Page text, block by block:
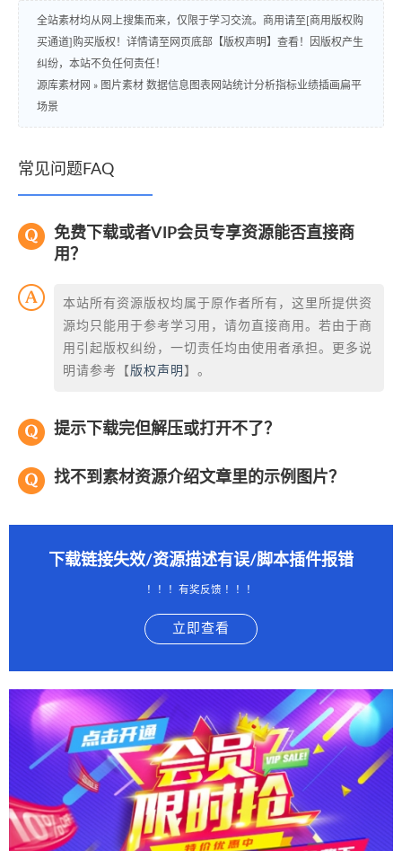
全站素材均从网上搜集而来，仅限于学习交流。商用请至[商用版权购
买通道]购买版权！详情请至网页底部【版权声明】查看！因版权产生
纠纷，本站不负任何责任！
源库素材网 » 图片素材 数据信息图表网站统计分析指标业绩插画扁平
场景
常见问题FAQ
免费下载或者VIP会员专享资源能否直接商
用？
本站所有资源版权均属于原作者所有，这里所提供资
源均只能用于参考学习用，请勿直接商用。若由于商
用引起版权纠纷，一切责任均由使用者承担。更多说
明请参考【 版权声明 】。
提示下载完但解压或打开不了？
找不到素材资源介绍文章里的示例图片？
下载链接失效/资源描述有误/脚本插件报错
！！！有奖反馈 ！！！
立即查看